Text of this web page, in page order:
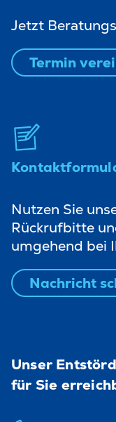
Jetzt
Termin
Nutzen Sie
Rückrufbitte
umgehend bei
Nachricht
Unser
für Sie